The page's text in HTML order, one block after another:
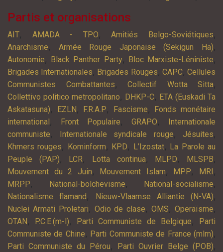
Partis et organisations
AIT, AMADA - TPO,Amitiés Belgo-Soviétiques,
Anarchisme, Armée Rouge Japonaise (Sekigun Ha),
Autonomie, Black Panther Party, Bloc Marxiste-Léniniste,
Brigades Internationales, Brigades Rouges, CAPC,Cellules
Communistes Combattantes, Collectif Wotta Sitta,
Collettivo politico metropolitano, DHKP-C, ETA (Euskadi Ta
Askatasuna), EZLN , F.R.A.P, Fascisme,
Fonds monétaire
international , Front Populaire, GRAPO,
Internationale
communiste, Internationale syndicale rouge, Jésuites,
Khmers rouges, Kominform, KPD, L’Izostat, La Parole au
Peuple (PAP), LCR, Lotta continua, MLPD, MLSPB,
Mouvement du 2 Juin, Mouvement Islam, MPP, MRI ,
MRPP, National-bolchevisme, National-socialisme,
Nationalisme flamand , Nieuw-Vlaamse Alliantie (N-VA),
Nuclei Armati Proletari, Odio de clase,OMS,Operaïsme,
OTAN , P.C.E.(m-l), Parti Communiste de Belgique,
Parti
Communiste de Chine, Parti Communiste de France (mlm),
Parti Communiste du Pérou, Parti Ouvrier Belge (POB),